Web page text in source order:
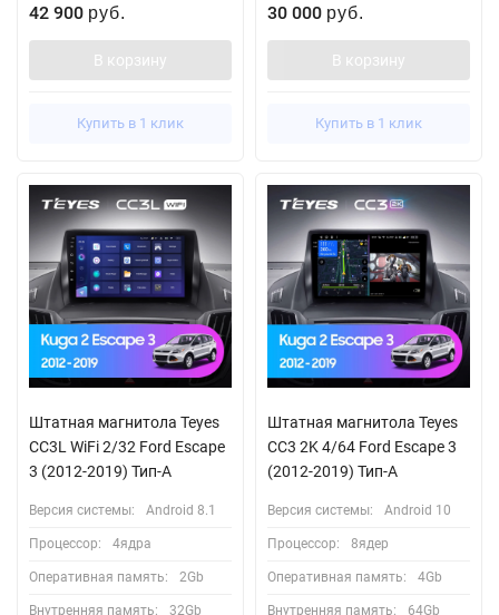
42 900 руб.
В корзину
Купить в 1 клик
30 000 руб.
В корзину
Купить в 1 клик
Штатная магнитола Teyes
CC3L WiFi 2/32 Ford Escape
3 (2012-2019) Тип-A
Версия системы: Android 8.1
Процессор: 4ядра
Оперативная память: 2Gb
Внутренняя память: 32Gb
Штатная магнитола Teyes
CC3 2K 4/64 Ford Escape 3
(2012-2019) Тип-A
Версия системы: Android 10
Процессор: 8ядер
Оперативная память: 4Gb
Внутренняя память: 64Gb